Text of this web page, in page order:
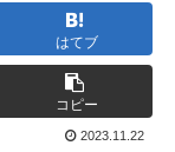
はてブ
コピー
2023.11.22